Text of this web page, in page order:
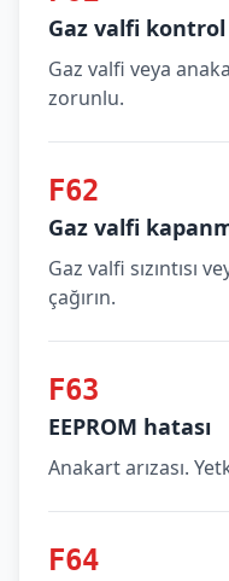
Gaz valfi kontrol
Gaz valfi veya
zorunlu.
F62
Gaz valfi
Gaz valfi sızıntısı
çağırın.
F63
EEPROM hatası
Anakart arızası.
F64